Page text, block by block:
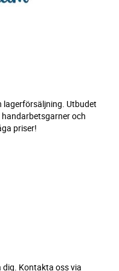
lagerförsäljning. Utbudet
och
priser!
Kontakta oss via